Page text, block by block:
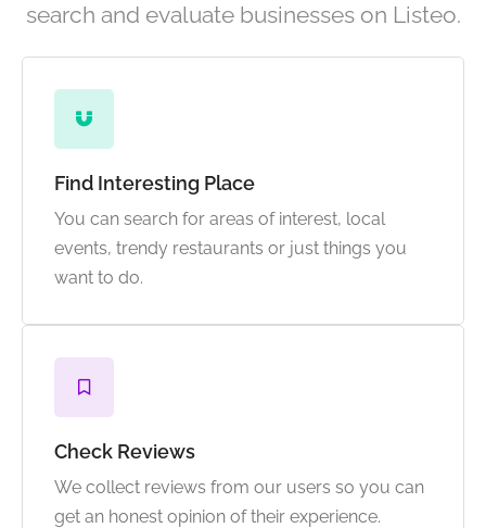
search and evaluate businesses on Listeo.
Find Interesting Place
You can search for areas of interest, local
events, trendy restaurants or just things you
want to do.
Check Reviews
We collect reviews from our users so you can
get an honest opinion of their experience.